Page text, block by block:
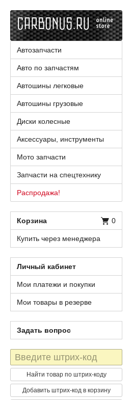
Автозапчасти
Авто по запчастям
Автошины легковые
Автошины грузовые
Диски колесные
Аксессуары, инструменты
Мото запчасти
Запчасти на спецтехнику
Распродажа!
Корзина 0
Купить через менеджера
Личный кабинет
Мои платежи и покупки
Мои товары в резерве
Задать вопрос
Штрих-
код
Найти товар по штрих-коду
Добавить штрих-код в корзину